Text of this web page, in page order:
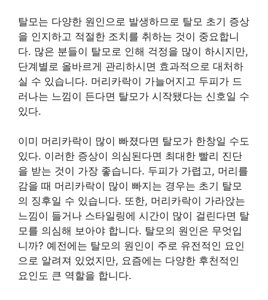
탈모는 다양한 원인으로 발생하므로 탈모 초기 증상
을 인지하고 적절한 조치를 취하는 것이 중요합니
다. 많은 분들이 탈모로 인해 걱정을 많이 하시지만,
단계별로 올바르게 관리하시면 효과적으로 대처하
실 수 있습니다. 머리카락이 가늘어지고 두피가 드
러나는 느낌이 든다면 탈모가 시작됐다는 신호일 수
있다.
이미 머리카락이 많이 빠졌다면 탈모가 한창일 수도
있다. 이러한 증상이 의심된다면 최대한 빨리 진단
을 받는 것이 가장 좋습니다. 두피가 가렵고, 머리를
감을 때 머리카락이 많이 빠지는 경우는 초기 탈모
의 징후일 수 있습니다. 또한, 머리카락이 가라앉는
느낌이 들거나 스타일링에 시간이 많이 걸린다면 탈
모를 의심해 보아야 합니다. 탈모의 원인은 무엇입
니까? 예전에는 탈모의 원인이 주로 유전적인 요인
으로 알려져 있었지만, 요즘에는 다양한 후천적인
요인도 큰 역할을 합니다.